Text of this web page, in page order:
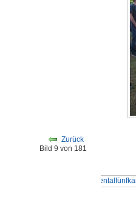
Zurück
Bild 9 von 181